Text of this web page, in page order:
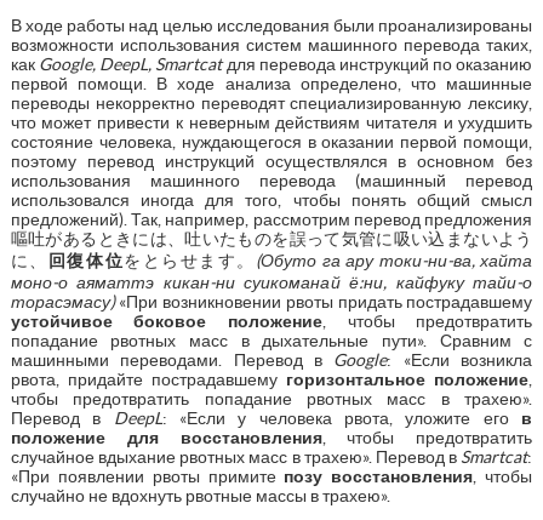
В ходе работы над целью исследования были проанализированы
возможности использования систем машинного перевода таких,
как Google, DeepL, Smartcatдля перевода инструкций по оказанию
первой помощи. В ходе анализа определено, что машинные
переводы некорректно переводят специализированную лексику,
что может привести к неверным действиям читателя и ухудшить
состояние человека, нуждающегося в оказании первой помощи,
поэтому перевод инструкций осуществлялся в основном без
использования машинного перевода (машинный перевод
использовался иногда для того, чтобы понять общий смысл
предложений). Так, например, рассмотрим перевод предложения
嘔吐があるときには、吐いたものを誤って気管に吸い込まないよう
に、
回復体位をとらせます。 (Обуто га ару токи-ни-ва, хайта
моно-о аяматтэ кикан-ни суикоманай ё:ни, кайфуку тайи-о
торасэмасу)«При возникновении рвоты придать пострадавшему
устойчивое боковое положение , чтобы предотвратить
попадание рвотных масс в дыхательные пути». Сравним с
машинными переводами. Перевод в Google: «Если возникла
рвота, придайте пострадавшему горизонтальное положение
чтобы предотвратить попадание рвотных масс в трахею».
Перевод в DeepL: «Если у человека рвота, уложите его в
положение для восстановления, чтобы предотвратить
случайное вдыхание рвотных масс в трахею». Перевод в Smartcat:
«При появлении рвоты примите позу восстановления , чтобы
случайно не вдохнуть рвотные массы в трахею».